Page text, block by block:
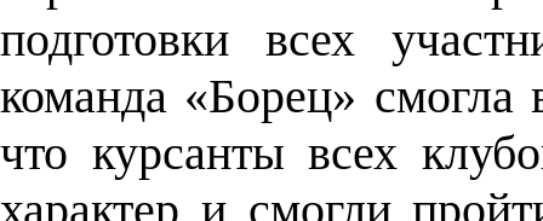
подготовки всех
команда «Борец» смогла
что курсанты всех
характер и смогли